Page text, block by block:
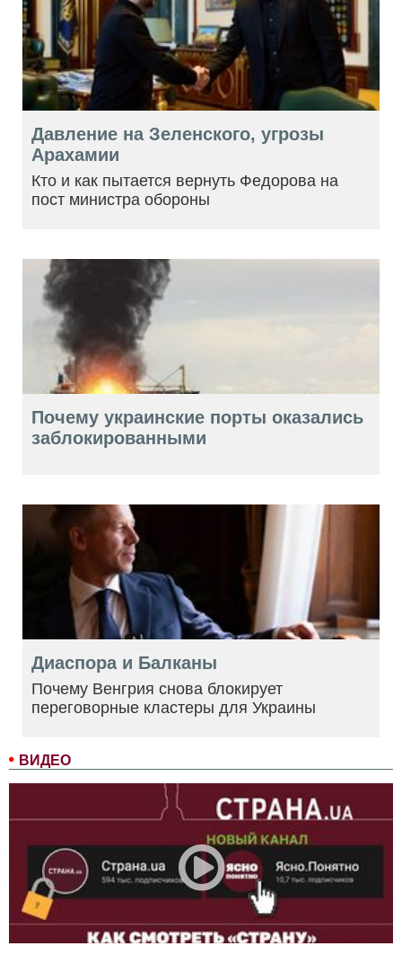
ВИДЕО
Давление на Зеленского, угрозы
Арахамии
Кто и как пытается вернуть Федорова на
пост министра обороны
Почему украинские порты оказались
заблокированными
Диаспора и Балканы
Почему Венгрия снова блокирует
переговорные кластеры для Украины